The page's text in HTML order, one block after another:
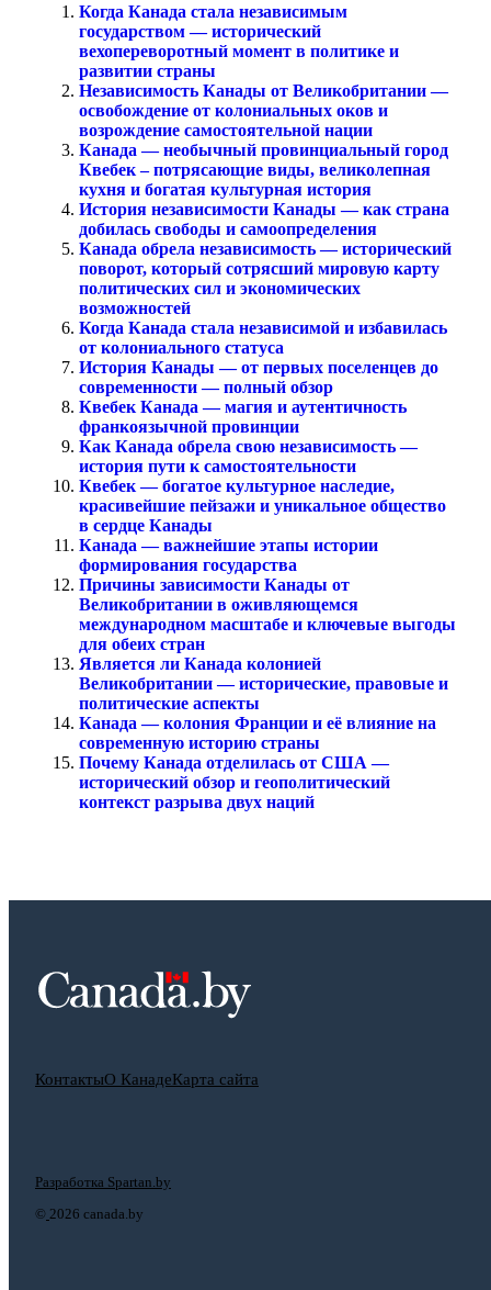
Когда Канада стала независимым
государством — исторический
вехопереворотный момент в политике и
развитии страны
Независимость Канады от Великобритании —
освобождение от колониальных оков и
возрождение самостоятельной нации
Канада — необычный провинциальный город
Квебек – потрясающие виды, великолепная
кухня и богатая культурная история
История независимости Канады — как страна
добилась свободы и самоопределения
Канада обрела независимость — исторический
поворот, который сотрясший мировую карту
политических сил и экономических
возможностей
Когда Канада стала независимой и избавилась
от колониального статуса
История Канады — от первых поселенцев до
современности — полный обзор
Квебек Канада — магия и аутентичность
франкоязычной провинции
Как Канада обрела свою независимость —
история пути к самостоятельности
Квебек — богатое культурное наследие,
красивейшие пейзажи и уникальное общество
в сердце Канады
Канада — важнейшие этапы истории
формирования государства
Причины зависимости Канады от
Великобритании в оживляющемся
международном масштабе и ключевые выгоды
для обеих стран
Является ли Канада колонией
Великобритании — исторические, правовые и
политические аспекты
Канада — колония Франции и её влияние на
современную историю страны
Почему Канада отделилась от США —
исторический обзор и геополитический
контекст разрыва двух наций
КонтактыО КанадеКарта сайта
© 2026 canada.by
Разработка Spartan.by